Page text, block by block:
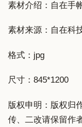
素材介绍：自在手
素材来源：自在科
格式：jpg
尺寸：845*1200
版权申明：版权归
传、二改请保留作